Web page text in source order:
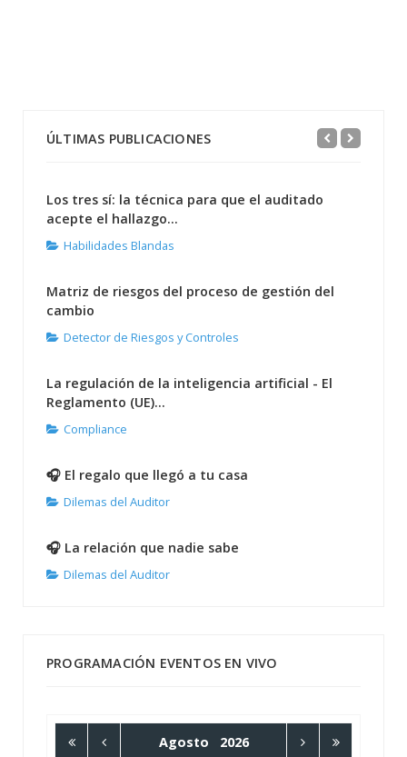
ÚLTIMAS PUBLICACIONES
Los tres sí: la técnica para que el auditado
acepte el hallazgo...
Habilidades Blandas
Matriz de riesgos del proceso de gestión del
cambio
Detector de Riesgos y Controles
La regulación de la inteligencia artificial - El
Reglamento (UE)...
Compliance
🎧 El regalo que llegó a tu casa
Dilemas del Auditor
🎧 La relación que nadie sabe
Dilemas del Auditor
PROGRAMACIÓN EVENTOS EN VIVO
Agosto 2026